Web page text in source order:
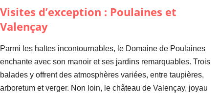
Visites d’exception : Poulaines et
Valençay
Parmi les haltes incontournables, le Domaine de Poulaines
enchante avec son manoir et ses jardins remarquables. Trois
balades y offrent des atmosphères variées, entre taupières,
arboretum et verger. Non loin, le château de Valençay, joyau